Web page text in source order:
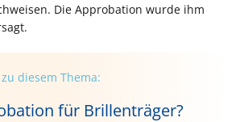
Die Approbation wurde ihm
diesem Thema:
für Brillenträger?